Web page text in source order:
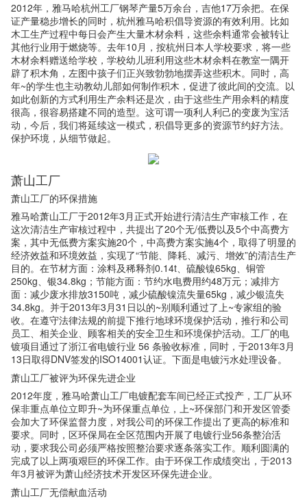
2012年，雅马哈杭州工厂钢琴产量5万余台，吉他17万余把。在保
证产量稳步增长的同时，杭州雅马哈积倡导资源的有效利用。比如
木工生产过程中每日会产生大量木材余料，这些余料通常会被转让
其他行业用于燃烧等。去年10月，按杭州日本人学校要求，将一些
木材余料赠送给学校，学校幼儿班利用这些木材余料在教室一隅开
辟了积木角，左图中孩子们正兴致勃勃地摆弄这些积木。同时，高
年~的学生也主动教幼儿部如何制作积木，促进了彼此间的交流。以
如此创新的方式利用生产余料还是次，由于这些生产用余料的精度
很高，很容易搭建不同的造型。这可谓一项利人利己的变废为宝活
动，今后，我们将延续这一模式，积倡导更多的资源节约好方法。
保护环境，从细节做起。
萧山工厂
萧山工厂的环保措施
雅马哈萧山工厂于2012年3月正式开始进行清洁生产审核工作，在
这次清洁生产审核过程中，共提出了20个无/低费以及5个中高费方
案，其中无低费方案实施20个，中高费方案实施4个，取得了明显的
经济效益和环境效益，实现了“节能、降耗、减污、增效”的清洁生产
目的。在节材方面：涂料及稀释剂0.14t、硫酸镍65kg、铜管
250kg、银34.8kg；节能方面：节约水电费用约48万元；减排方
面：减少废水排放3150吨，减少硫酸镍流失量65kg，减少银流失
34.8kg。并于2013年3月31日以的~别顺利通过了上~专家组的验
收。在遵守法律法规的前提下推行地球环境保护活动，推行和公司
员工、相关企业、顾客相关的安全卫生和环境保护活动。工厂的电
镀项目通过了浙江省电镀行业 56 条验收标准，同时，于2013年3月
13日取得DNV签发的ISO14001认证。下面是电镀污水处理设备。
萧山工厂被评为环保先进企业
2012年度，雅马哈萧山工厂电镀配套车间已经正式投产，工厂从环
保非重点单位立即升~为环保重点单位，上~环保部门和开发区管委
会加大了环保监督力度，对我公司的环保工作提出了更高的标准和
要求。同时，区环保局在全区范围内开展了电镀行业56条整治活
动，要求我公司必须严格按照整治要求逐条落实工作。顺利圆满的
完成了以上两项艰巨的环保工作。由于环保工作成绩突出，于2013
年3月被评为萧山经济技术开发区环保先进企业。
萧山工厂无偿献血活动